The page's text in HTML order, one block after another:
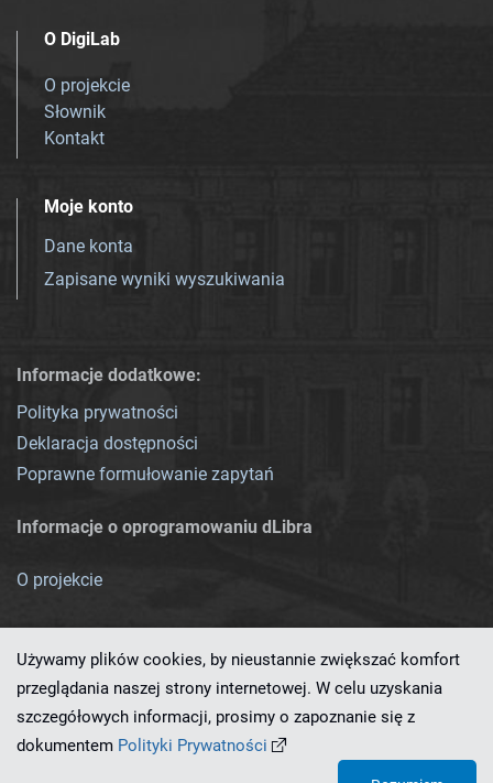
O DigiLab
O projekcie
Słownik
Kontakt
Moje konto
Dane konta
Zapisane wyniki wyszukiwania
Informacje dodatkowe:
Polityka prywatności
Deklaracja dostępności
Poprawne formułowanie zapytań
Informacje o oprogramowaniu dLibra
O projekcie
Ten serwis działa dzięki oprogramowaniu
Używamy plików cookies, by nieustannie zwiększać komfort
przeglądania naszej strony internetowej. W celu uzyskania
szczegółowych informacji, prosimy o zapoznanie się z
dokumentem Polityki Prywatności